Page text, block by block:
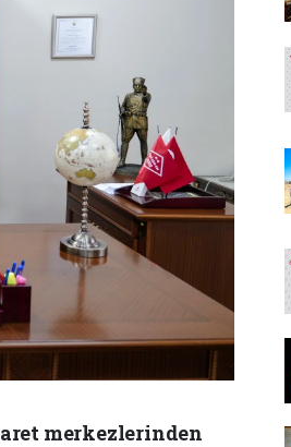
merkezlerinden